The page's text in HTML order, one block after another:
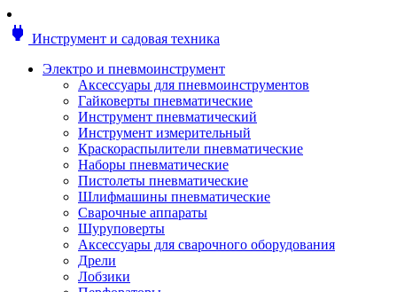
Аксессуары для садовых инструментов
Инструмент ручной
Лопаты
Садово-посадочные инструменты
Садовые ножницы
Садовые пилы и ножи
Секаторы и сучкорезы
Топоры
Баллоны газовые
Мангалы и коптильни
Мебель для сада
Ножницы по металлу
Тележки садовые
Автомобильная техника
power Инструмент и садовая техника
Электро и пневмоинструмент
Аксессуары для пневмоинструментов
Гайковерты пневматические
Инструмент пневматический
Инструмент измерительный
Краскораспылители пневматические
Наборы пневматические
Пистолеты пневматические
Шлифмашины пневматические
Сварочные аппараты
Шуруповерты
Аксессуары для сварочного оборудования
Дрели
Лобзики